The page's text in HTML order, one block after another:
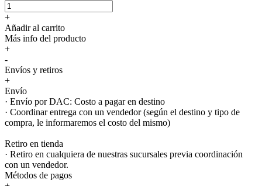
+
Añadir al carrito
Más info del producto
+
-
Envíos y retiros
+
Envío
· Envío por DAC: Costo a pagar en destino
· Coordinar entrega con un vendedor (según el destino y tipo de
compra, le informaremos el costo del mismo)
Retiro en tienda
· Retiro en cualquiera de nuestras sucursales previa coordinación
con un vendedor.
Métodos de pagos